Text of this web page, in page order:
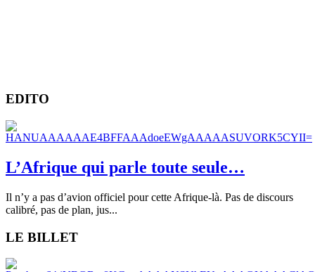
EDITO
L’Afrique qui parle toute seule…
Il n’y a pas d’avion officiel pour cette Afrique-là. Pas de discours
calibré, pas de plan, jus...
LE BILLET